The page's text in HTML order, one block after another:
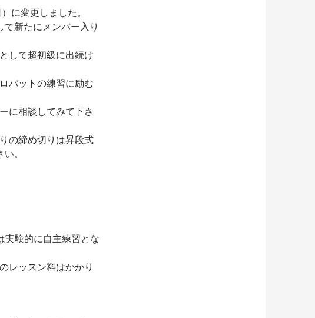
に変更しました。
新たにメンバー入り
して超初級に出続け
バットの練習に励む
に相談してみて下さ
の締め切りは昇段式
。
実験的に自主練習とな
レッスン料はかかり